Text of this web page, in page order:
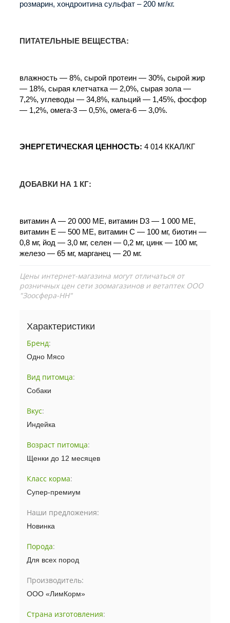
розмарин, хондроитина сульфат – 200 мг/кг.
ПИТАТЕЛЬНЫЕ ВЕЩЕСТВА:
влажность — 8%, сырой протеин — 30%, сырой жир
— 18%, сырая клетчатка — 2,0%, сырая зола —
7,2%, углеводы — 34,8%, кальций — 1,45%, фосфор
— 1,2%, омега-3 — 0,5%, омега-6 — 3,0%.
ЭНЕРГЕТИЧЕСКАЯ ЦЕННОСТЬ: 4 014 ККАЛ/КГ
ДОБАВКИ НА 1 КГ:
витамин А — 20 000 МЕ, витамин D3 — 1 000 МЕ,
витамин Е — 500 МЕ, витамин С — 100 мг, биотин —
0,8 мг, йод — 3,0 мг, селен — 0,2 мг, цинк — 100 мг,
железо — 65 мг, марганец — 20 мг.
Цены интернет-магазина могут отличаться от
розничных цен сети зоомагазинов и ветаптек ООО
"Зоосфера-НН"
Характеристики
Бренд:
Одно Мясо
Вид питомца:
Собаки
Вкус:
Индейка
Возраст питомца:
Щенки до 12 месяцев
Класс корма:
Супер-премиум
Наши предложения:
Новинка
Порода:
Для всех пород
Производитель:
ООО «ЛимКорм»
Страна изготовления: